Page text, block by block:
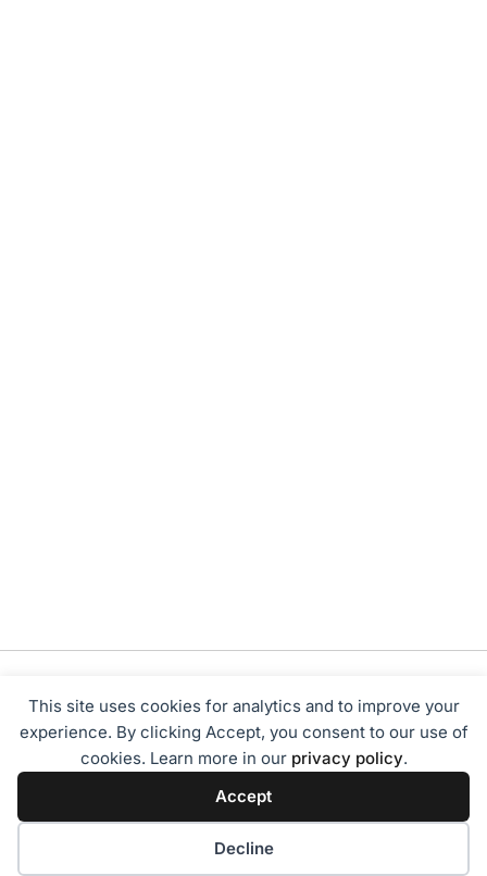
This site uses cookies for analytics and to improve your
experience. By clicking Accept, you consent to our use of
cookies. Learn more in our privacy policy.
Accept
Decline
Tentang Kami Redaksi Disclaimer
Privacy Policy
Pedoman Media Siber